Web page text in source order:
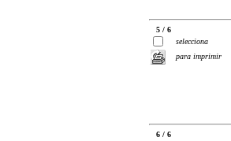
5 / 6
selecciona
para imprimir
6 / 6